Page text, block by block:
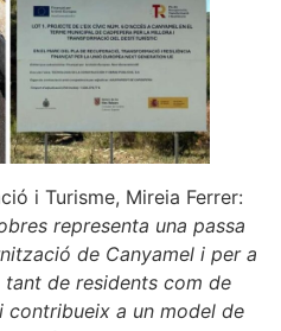
i Turisme, Mireia Ferrer:
representa una passa
de Canyamel i per a
tant de residents com de
contribueix a un model de